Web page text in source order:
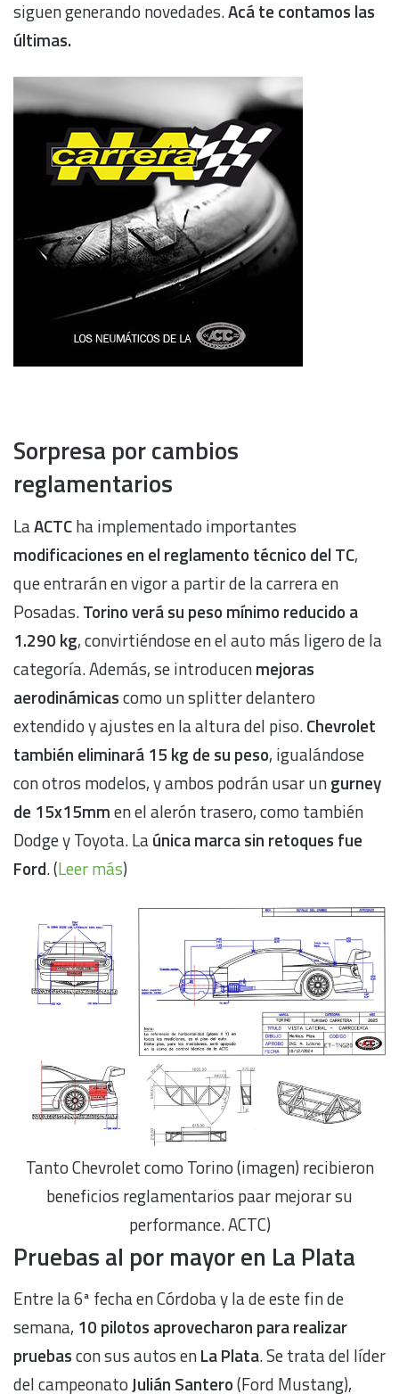
siguen generando novedades.Acá te contamos las
últimas.
Sorpresa por cambios
reglamentarios
LaACTCha implementado importantes
modificaciones en el reglamento técnico del TC,
que entrarán en vigor a partir de la carrera en
Posadas.Torino verá su peso mínimo reducido a
1.290 kg, convirtiéndose en el auto más ligero de la
categoría. Además, se introducenmejoras
aerodinámicascomo un splitter delantero
extendido y ajustes en la altura del piso.Chevrolet
también eliminará 15 kg de su peso, igualándose
con otros modelos, y ambos podrán usar ungurney
de 15x15mmen el alerón trasero, como también
Dodge y Toyota. Laúnica marca sin retoques fue
Ford. (Leer más)
Tanto Chevrolet como Torino (imagen) recibieron
beneficios reglamentarios paar mejorar su
performance. ACTC)
Pruebas al por mayor en La Plata
Entre la 6ª fecha en Córdoba y la de este fin de
semana, 10 pilotos aprovecharon para realizar
pruebascon sus autos enLa Plata. Se trata del líder
del campeonatoJulián Santero(Ford Mustang),